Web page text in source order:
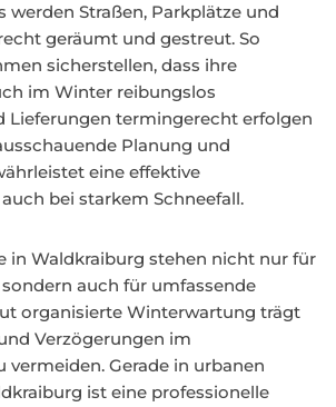
werden Straßen, Parkplätze und
geräumt und gestreut. So
sicherstellen, dass ihre
im Winter reibungslos
Lieferungen termingerecht erfolgen
Planung und
eine effektive
bei starkem Schneefall.
in Waldkraiburg stehen nicht nur für
auch für umfassende
organisierte Winterwartung trägt
Verzögerungen im
vermeiden. Gerade in urbanen
ist eine professionelle